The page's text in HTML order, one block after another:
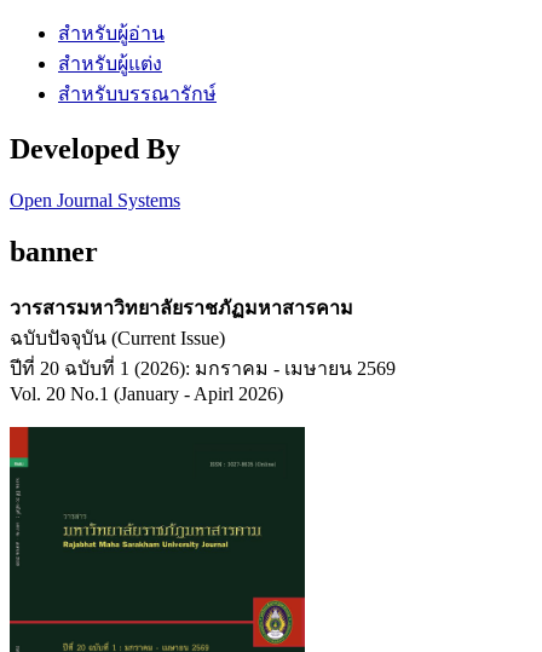
สำหรับผู้อ่าน
สำหรับผู้แต่ง
สำหรับบรรณารักษ์
Developed By
Open Journal Systems
banner
วารสารมหาวิทยาลัยราชภัฏมหาสารคาม
ฉบับปัจจุบัน (Current Issue)
ปีที่ 20 ฉบับที่ 1 (2026): มกราคม - เมษายน 2569
Vol. 20 No.1 (January - Apirl 2026)